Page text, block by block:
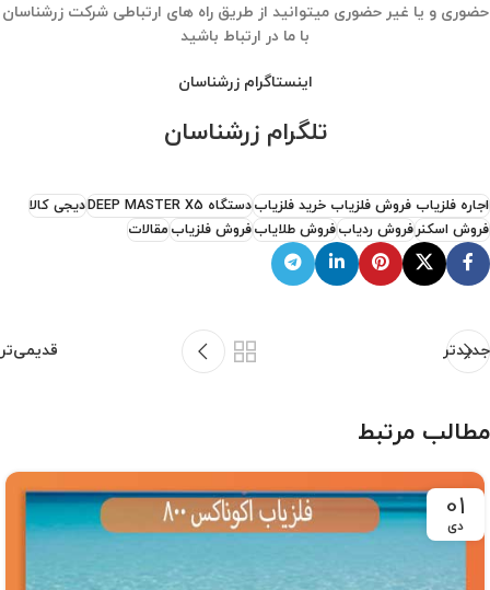
حضوری و یا غیر حضوری میتوانید از طریق راه های ارتباطی شرکت زرشناسان
با ما در ارتباط باشید
اینستاگرام زرشناسان
تلگرام زرشناسان
اجاره فلزیاب فروش فلزیاب خرید فلزیابدستگاه DEEP MASTER X5
دیجی کالا
فروش اسکنرفروش ردیابفروش طلایابفروش فلزیابمقالات
جدیدتر قدیمی‌تر
مطالب مرتبط
01
دی